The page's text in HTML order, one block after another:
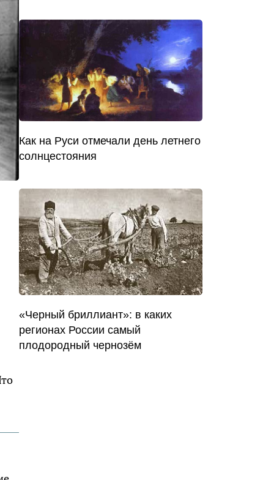
Как на Руси отмечали день летнего
солнцестояния
«Черный бриллиант»: в каких
регионах России самый
плодородный чернозём